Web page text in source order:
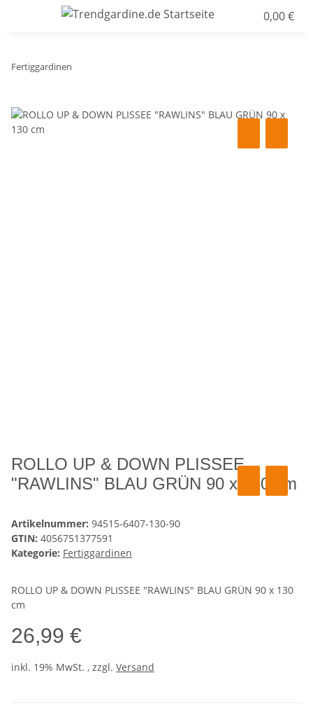
0,00 €
Fertiggardinen
ROLLO UP & DOWN PLISSEE
"RAWLINS" BLAU GRÜN 90 x 130 cm
Artikelnummer: 94515-6407-130-90
GTIN: 4056751377591
Kategorie: Fertiggardinen
ROLLO UP & DOWN PLISSEE "RAWLINS" BLAU GRÜN 90 x 130
cm
26,99 €
inkl. 19% MwSt. , zzgl. Versand